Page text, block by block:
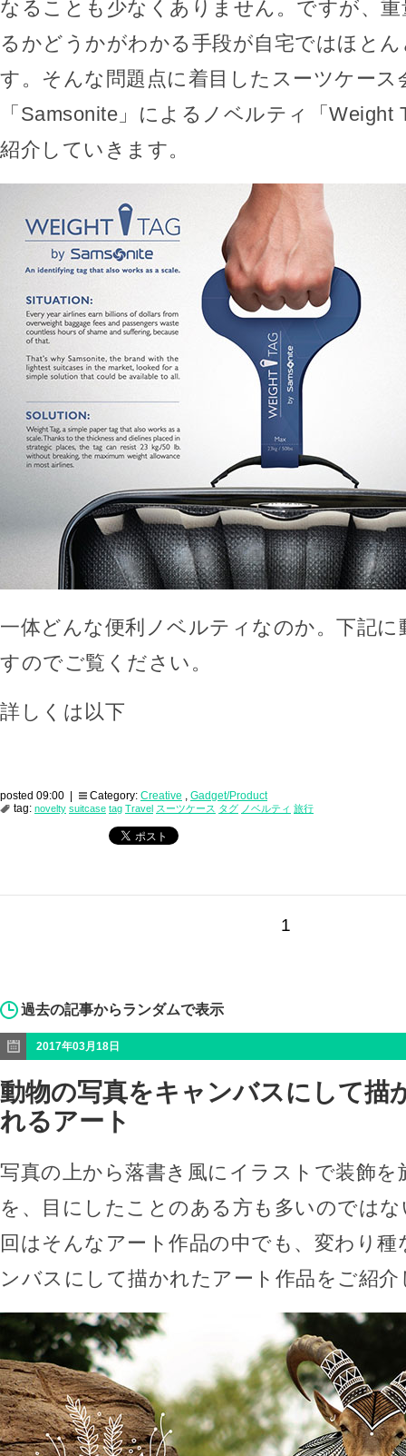
なることも少なくありません。ですが、
るかどうかがわかる手段が自宅ではほと
す。そんな問題点に着目したスーツケース
「Samsonite」によるノベルティ「Weight
紹介していきます。
一体どんな便利ノベルティなのか。下記
すのでご覧ください。
詳しくは以下
posted 09:00 | Category: Creative , Gadget/Product
tag: novelty suitcase tag Travel スーツケース タグ ノベルティ 旅行
1
過去の記事からランダムで表示
2017年03月18日
動物の写真をキャンバスにして描
れるアート
写真の上から落書き風にイラストで装飾を
を、目にしたことのある方も多いのでは
回はそんなアート作品の中でも、変わり種
ンバスにして描かれたアート作品をご紹介